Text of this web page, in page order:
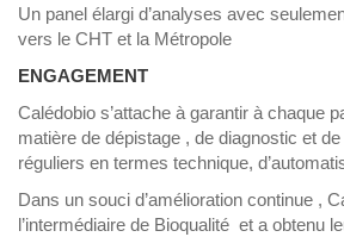
Un panel élargi d’analyses avec
vers le CHT et la Métropole
ENGAGEMENT
Calédobio s’attache à garantir à chaque
matière de dépistage , de diagnostic et
réguliers en termes technique,
Dans un souci d’amélioration continue ,
l’intermédiaire de Bioqualité et a obtenu